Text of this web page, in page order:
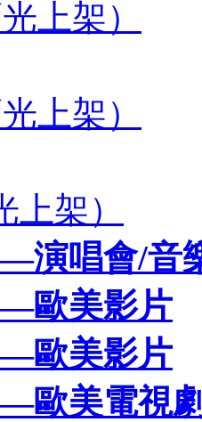
上架）
上架）
架）
演唱會/音
歐美影片
歐美影片
歐美電視